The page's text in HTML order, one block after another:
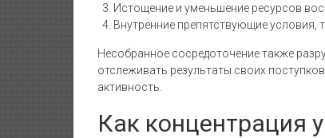
Истощение и уменьшение ресурсов
Внутренние препятствующие условия,
Несобранное сосредоточение также
отслеживать результаты своих
активность.
Как концентрация